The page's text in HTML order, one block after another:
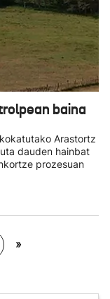
baina
Arastortz
dauden hainbat
prozesuan
»